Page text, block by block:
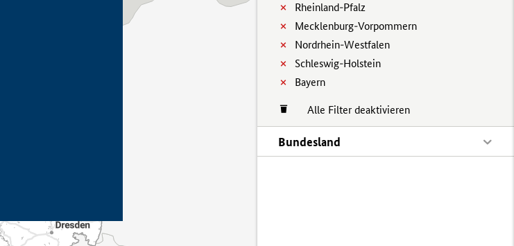
Rheinland-Pfalz
Mecklenburg-Vorpommern
Nordrhein-Westfalen
Schleswig-Holstein
Bayern
Alle Filter deaktivieren
Bundesland